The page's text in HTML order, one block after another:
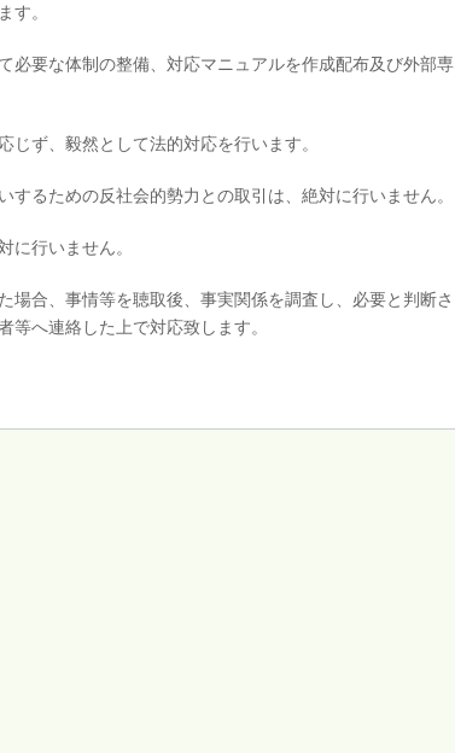
す。
必要な体制の整備、対応マニュアルを作成配布及び外部専
じず、毅然として法的対応を行います。
するための反社会的勢力との取引は、絶対に行いません。
に行いません。
場合、事情等を聴取後、事実関係を調査し、必要と判断さ
等へ連絡した上で対応致します。